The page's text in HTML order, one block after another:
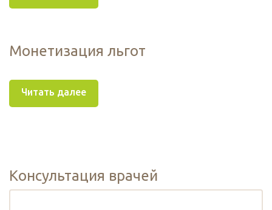
Монетизация льгот
Читать далее
Консультация врачей